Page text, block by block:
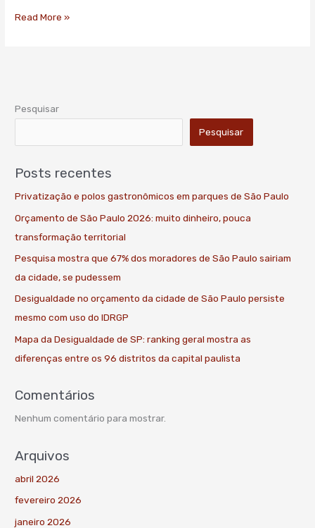
Read More »
Pesquisar
Pesquisar
Posts recentes
Privatização e polos gastronômicos em parques de São Paulo
Orçamento de São Paulo 2026: muito dinheiro, pouca
transformação territorial
Pesquisa mostra que 67% dos moradores de São Paulo sairiam
da cidade, se pudessem
Desigualdade no orçamento da cidade de São Paulo persiste
mesmo com uso do IDRGP
Mapa da Desigualdade de SP: ranking geral mostra as
diferenças entre os 96 distritos da capital paulista
Comentários
Nenhum comentário para mostrar.
Arquivos
abril 2026
fevereiro 2026
janeiro 2026